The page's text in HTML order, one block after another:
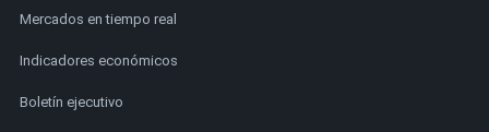
Mercados en tiempo real
Indicadores económicos
Boletín ejecutivo